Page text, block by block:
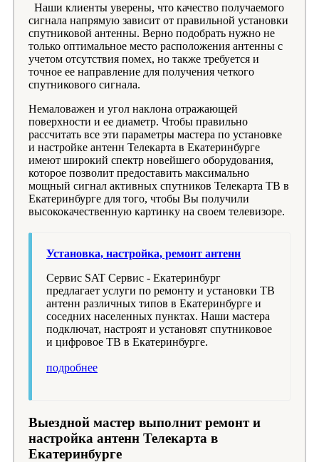
Наши клиенты уверены, что качество получаемого
сигнала напрямую зависит от правильной установки
спутниковой антенны. Верно подобрать нужно не
только оптимальное место расположения антенны с
учетом отсутствия помех, но также требуется и
точное ее направление для получения четкого
спутникового сигнала.
Немаловажен и угол наклона отражающей
поверхности и ее диаметр. Чтобы правильно
рассчитать все эти параметры мастера по установке
и настройке антенн Телекарта в Екатеринбурге
имеют широкий спектр новейшего оборудования,
которое позволит предоставить максимально
мощный сигнал активных спутников Телекарта ТВ в
Екатеринбурге для того, чтобы Вы получили
высококачественную картинку на своем телевизоре.
Установка, настройка, ремонт антенн
Сервис SAT Сервис - Екатеринбург
предлагает услуги по ремонту и установки ТВ
антенн различных типов в Екатеринбурге и
соседних населенных пунктах. Наши мастера
подключат, настроят и установят спутниковое
и цифровое ТВ в Екатеринбурге.
подробнее
Выездной мастер выполнит ремонт и
настройка антенн Телекарта в
Екатеринбурге